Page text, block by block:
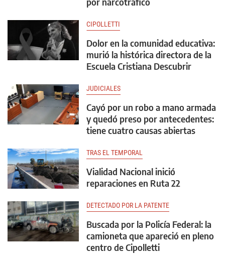
CIPOLLETTI
Dolor en la comunidad educativa:
murió la histórica directora de la
Escuela Cristiana Descubrir
JUDICIALES
Cayó por un robo a mano armada
y quedó preso por antecedentes:
tiene cuatro causas abiertas
TRAS EL TEMPORAL
Vialidad Nacional inició
reparaciones en Ruta 22
DETECTADO POR LA PATENTE
Buscada por la Policía Federal: la
camioneta que apareció en pleno
centro de Cipolletti